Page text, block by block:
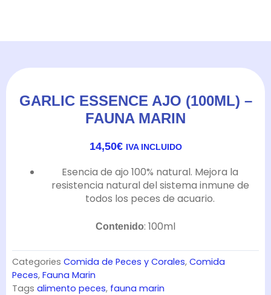
GARLIC ESSENCE AJO (100ML) –
FAUNA MARIN
14,50€ IVA INCLUIDO
Esencia de ajo 100% natural. Mejora la
resistencia natural del sistema inmune de
todos los peces de acuario.
Contenido: 100ml
Categories Comida de Peces y Corales, Comida
Peces, Fauna Marin
Tags alimento peces, fauna marin